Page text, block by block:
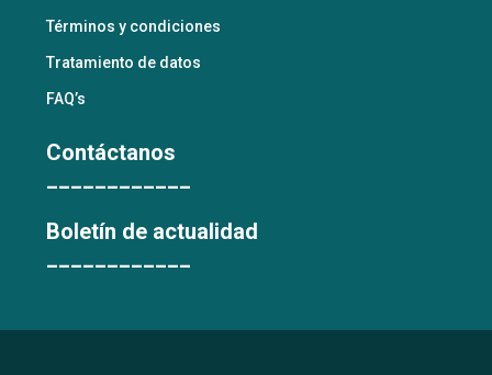
Términos y condiciones
Tratamiento de datos
FAQ’s
Contáctanos
____________
Boletín de actualidad
____________